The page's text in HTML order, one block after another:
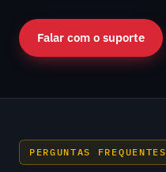
Falar com o suporte
PERGUNTAS FREQUENTES